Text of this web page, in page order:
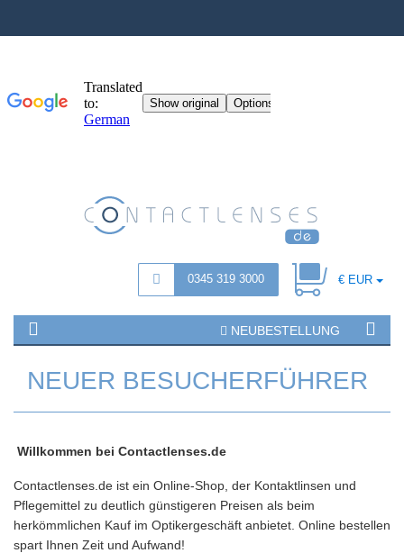
0345 319 3000 € EUR
NEUBESTELLUNG
NEUER BESUCHERFÜHRER
Willkommen bei Contactlenses.de
Contactlenses.de ist ein Online-Shop, der Kontaktlinsen und
Pflegemittel zu deutlich günstigeren Preisen als beim
herkömmlichen Kauf im Optikergeschäft anbietet. Online bestellen
spart Ihnen Zeit und Aufwand!